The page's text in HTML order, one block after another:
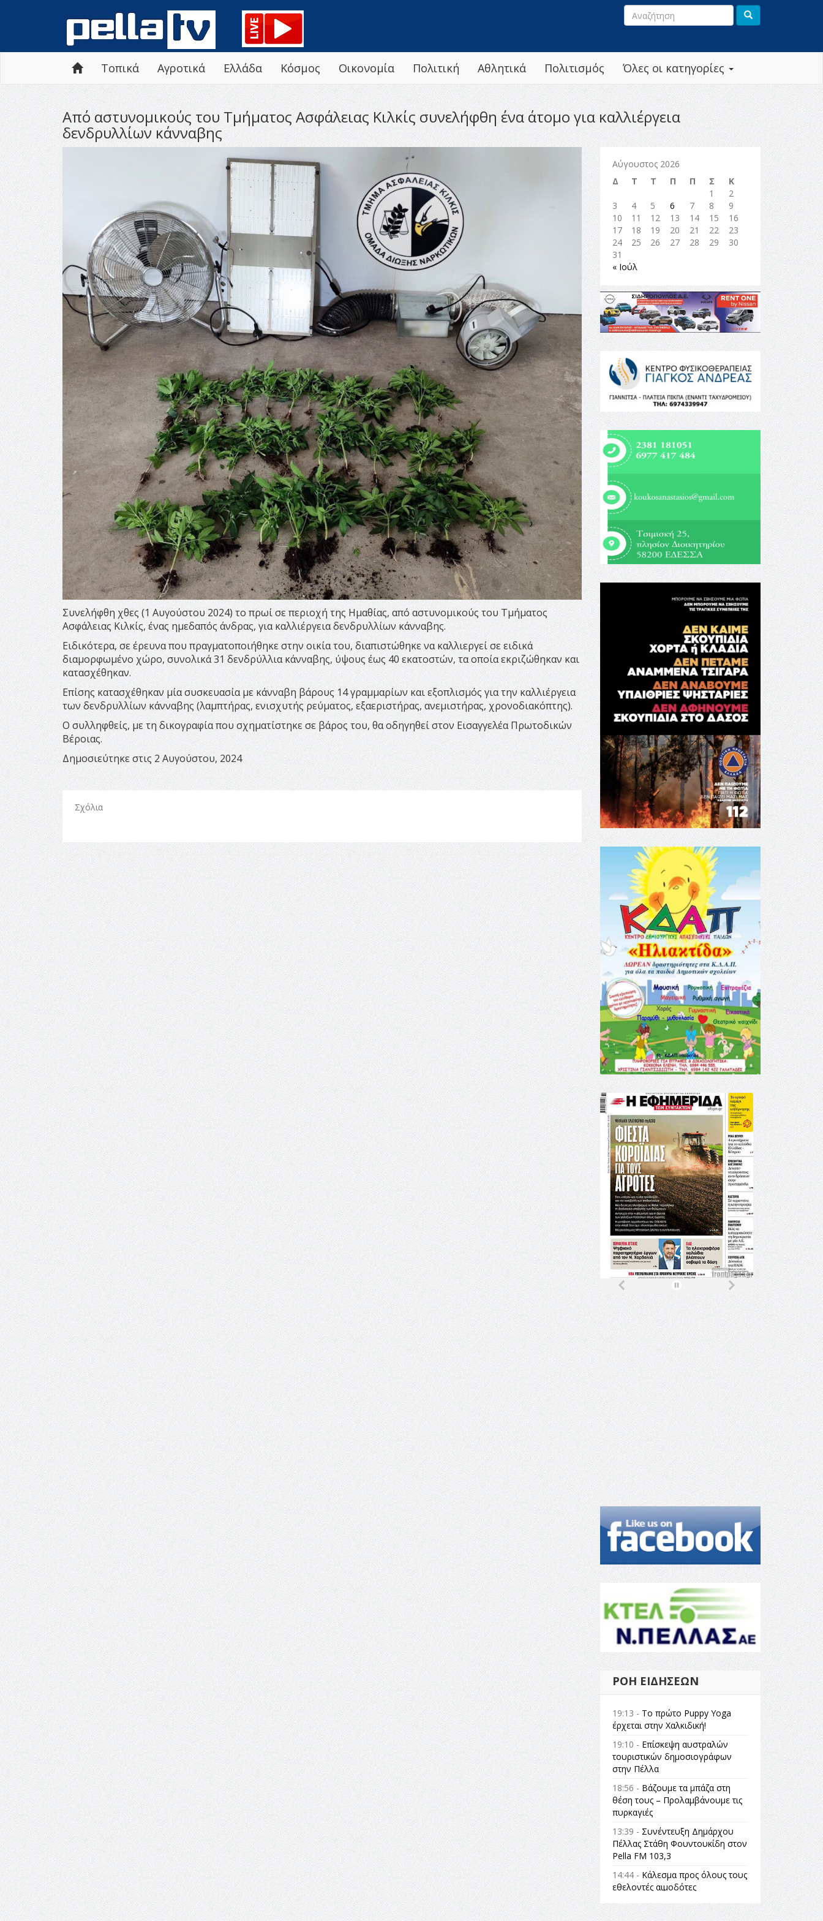
Όλες οι κατηγορίες
Τοπικά Αγροτικά Ελλάδα Κόσμος Οικονομία Πολιτική Αθλητικά Πολιτισμός
Από αστυνομικούς του Τμήματος Ασφάλειας Κιλκίς συνελήφθη ένα άτομο για καλλιέργεια
δενδρυλλίων κάνναβης
Συνελήφθη χθες (1 Αυγούστου 2024) το πρωί σε περιοχή της Ημαθίας, από αστυνομικούς του Τμήματος
Ασφάλειας Κιλκίς, ένας ημεδαπός άνδρας, για καλλιέργεια δενδρυλλίων κάνναβης.
Ειδικότερα, σε έρευνα που πραγματοποιήθηκε στην οικία του, διαπιστώθηκε να καλλιεργεί σε ειδικά
διαμορφωμένο χώρο, συνολικά 31 δενδρύλλια κάνναβης, ύψους έως 40 εκατοστών, τα οποία εκριζώθηκαν και
κατασχέθηκαν.
Επίσης κατασχέθηκαν μία συσκευασία με κάνναβη βάρους 14 γραμμαρίων και εξοπλισμός για την καλλιέργεια
των δενδρυλλίων κάνναβης (λαμπτήρας, ενισχυτής ρεύματος, εξαεριστήρας, ανεμιστήρας, χρονοδιακόπτης).
Ο συλληφθείς, με τη δικογραφία που σχηματίστηκε σε βάρος του, θα οδηγηθεί στον Εισαγγελέα Πρωτοδικών
Βέροιας.
Δημοσιεύτηκε στις 2 Αυγούστου, 2024
Σχόλια
Αύγουστος 2026
Δ
Τ Τ Π Π Σ
Κ
1
2
3
4 5 6 7 8
9
10
11 12 13 14 15
16
17
18 19 20 21 22
23
24
25 26 27 28 29
30
31
« Ιούλ
ΡΟΉ ΕΙΔΉΣΕΩΝ
19:13 - Το πρώτο Puppy Yoga
έρχεται στην Χαλκιδική!
19:10 - Επίσκεψη αυστραλών
τουριστικών δημοσιογράφων
στην Πέλλα
18:56 - Βάζουμε τα μπάζα στη
θέση τους – Προλαμβάνουμε τις
πυρκαγιές
13:39 - Συνέντευξη Δημάρχου
Πέλλας Στάθη Φουντουκίδη στον
Pella FM 103,3
14:44 - Κάλεσμα προς όλους τους
εθελοντές αιμοδότες
14:23 -Όλη η Ελλάδα ένας
πολιτισμός Μουσική